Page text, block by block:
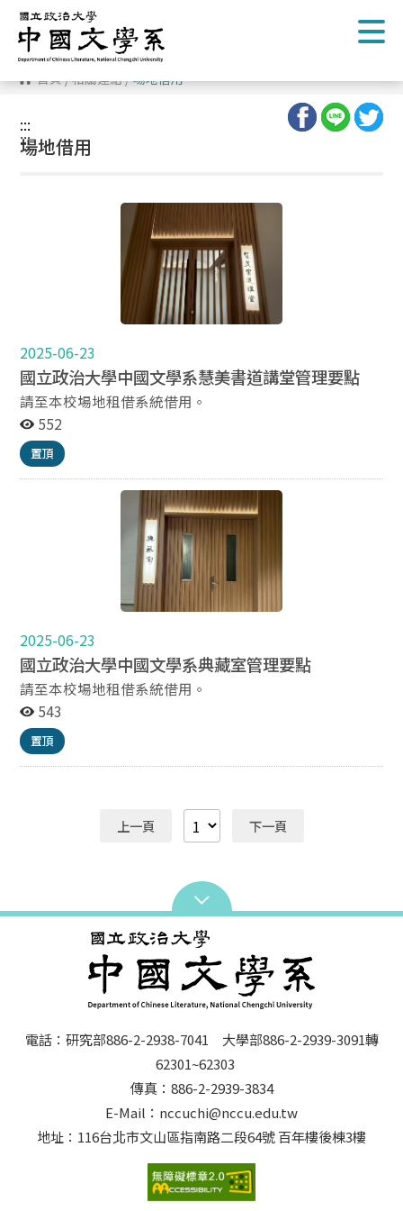
跳
到
主
要
內
容 首頁/相關連結/場地借用
:::
:::
場地借用
2025-06-23
國立政治大學中國文學系慧美書道講堂管理要點
請至本校場地租借系統借用。
552
置頂
2025-06-23
國立政治大學中國文學系典藏室管理要點
請至本校場地租借系統借用。
543
置頂
上一頁 下一頁
電話：研究部886-2-2938-7041 大學部886-2-2939-3091轉
62301~62303
傳真：886-2-2939-3834
E-Mail：nccuchi@nccu.edu.tw
地址：116台北市文山區指南路二段64號 百年樓後棟3樓